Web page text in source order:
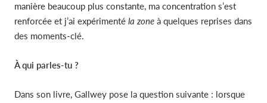
manière beaucoup plus constante, ma concentration s’est
renforcée et j’ai expérimenté la zone à quelques reprises dans
des moments-clé.
À qui parles-tu ?
Dans son livre, Gallwey pose la question suivante : lorsque